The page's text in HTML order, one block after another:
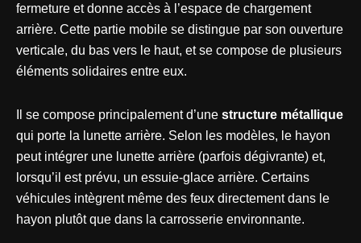
fermeture et donne accès à l’espace de chargement
arrière. Cette partie mobile se distingue par son ouverture
verticale, du bas vers le haut, et se compose de plusieurs
éléments solidaires entre eux.
Il se compose principalement d’une structure métallique
qui porte la lunette arrière. Selon les modèles, le hayon
peut intégrer une lunette arrière (parfois dégivrante) et,
lorsqu’il est prévu, un essuie-glace arrière. Certains
véhicules intègrent même des feux directement dans le
hayon plutôt que dans la carrosserie environnante.